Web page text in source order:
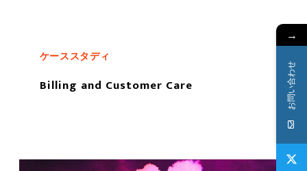
ケーススタディ
Billing and Customer Care
→
お問い合わせ